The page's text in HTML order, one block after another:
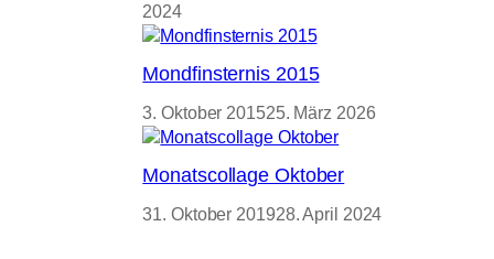
2024
Mondfinsternis 2015
3. Oktober 201525. März 2026
Monatscollage Oktober
31. Oktober 201928. April 2024